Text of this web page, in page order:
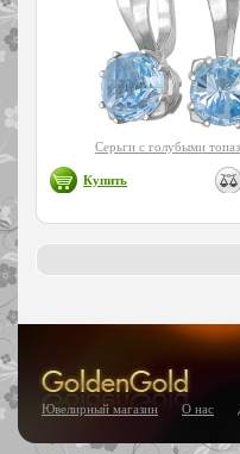
Серьги с голубыми
Купить
Ювелирный магазин О нас